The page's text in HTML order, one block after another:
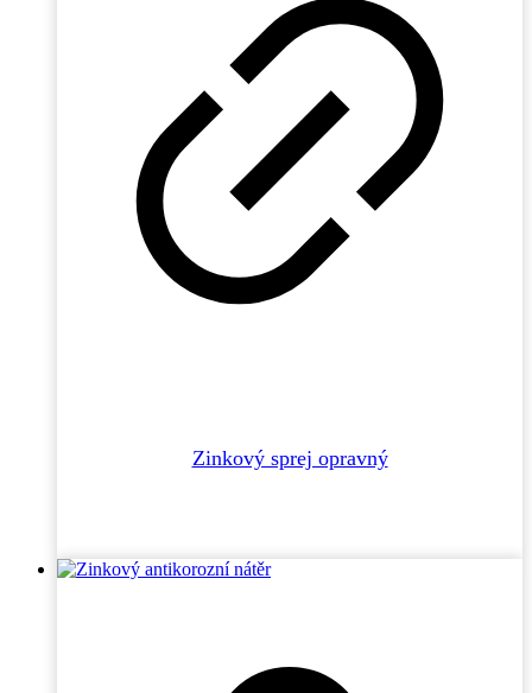
Zinkový sprej opravný